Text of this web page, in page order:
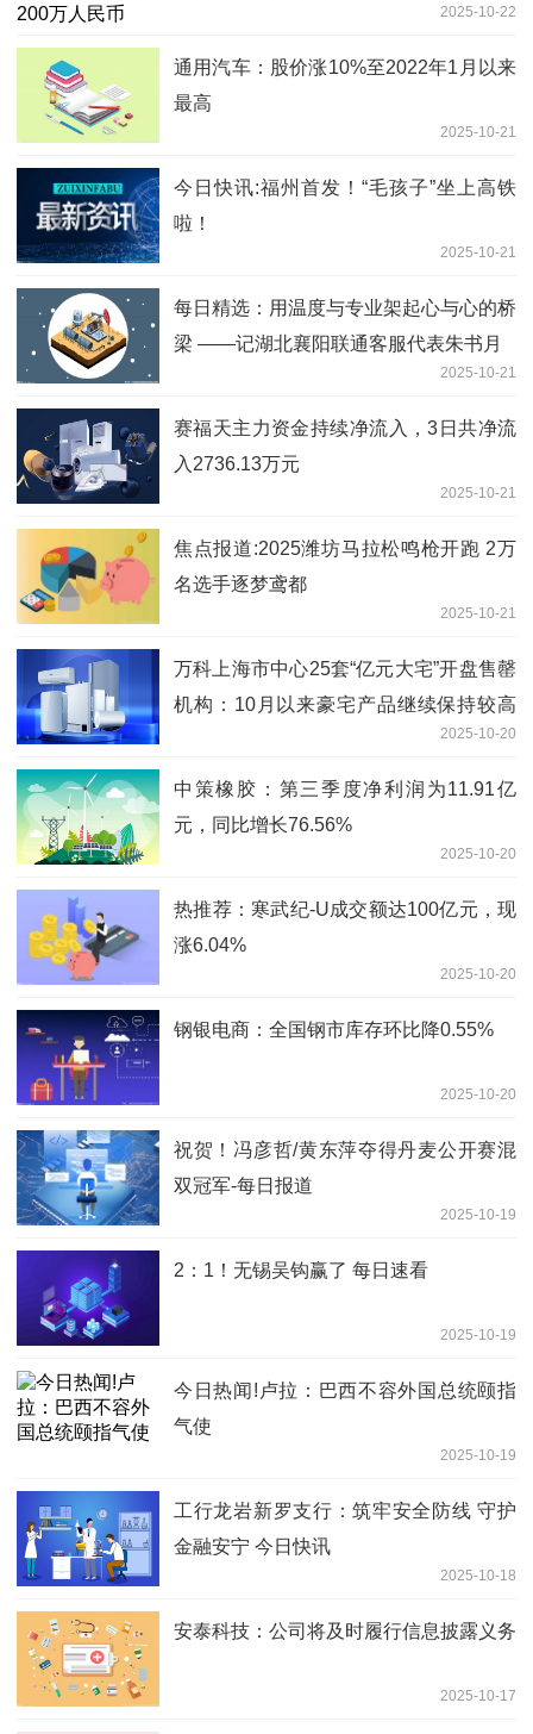
2025-10-22
通用汽车：股价涨10%至2022年1月以来
最高
2025-10-21
今日快讯:福州首发！“毛孩子”坐上高铁
啦！
2025-10-21
每日精选：用温度与专业架起心与心的桥
梁 ——记湖北襄阳联通客服代表朱书月
2025-10-21
赛福天主力资金持续净流入，3日共净流
入2736.13万元
2025-10-21
焦点报道:2025潍坊马拉松鸣枪开跑 2万
名选手逐梦鸢都
2025-10-21
万科上海市中心25套“亿元大宅”开盘售罄
机构：10月以来豪宅产品继续保持较高
2025-10-20
中策橡胶：第三季度净利润为11.91亿
元，同比增长76.56%
2025-10-20
热推荐：寒武纪-U成交额达100亿元，现
涨6.04%
2025-10-20
钢银电商：全国钢市库存环比降0.55%
2025-10-20
祝贺！冯彦哲/黄东萍夺得丹麦公开赛混
双冠军-每日报道
2025-10-19
2：1！无锡吴钩赢了 每日速看
2025-10-19
今日热闻!卢拉：巴西不容外国总统颐指
气使
2025-10-19
工行龙岩新罗支行：筑牢安全防线 守护
金融安宁 今日快讯
2025-10-18
安泰科技：公司将及时履行信息披露义务
2025-10-17